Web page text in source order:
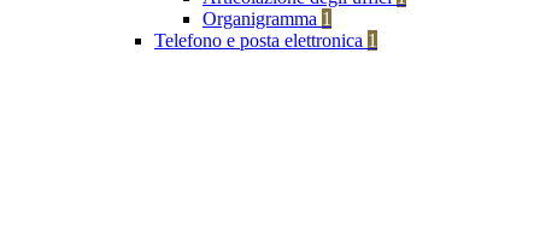
Organigramma 1
Telefono e posta elettronica 1